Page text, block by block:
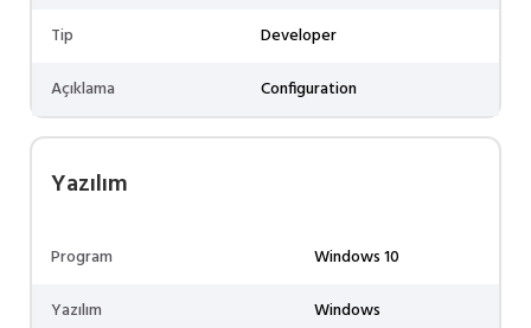
Tip
Developer
Açıklama
Configuration
Yazılım
Program
Windows 10
Yazılım
Windows